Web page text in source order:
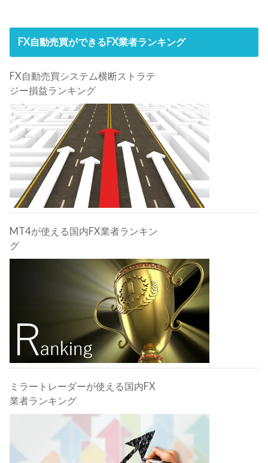
FX自動売買ができるFX業者ランキング
FX自動売買システム横断ストラテ
ジー損益ランキング
MT4が使える国内FX業者ランキン
グ
ミラートレーダーが使える国内FX
業者ランキング